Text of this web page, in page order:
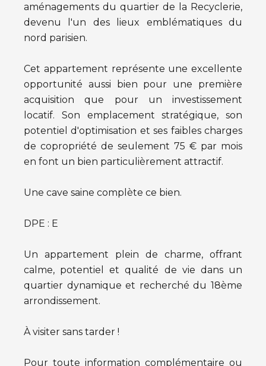
aménagements du quartier de la Recyclerie,
devenu l'un des lieux emblématiques du
nord parisien.
Cet appartement représente une excellente
opportunité aussi bien pour une première
acquisition que pour un investissement
locatif. Son emplacement stratégique, son
potentiel d'optimisation et ses faibles charges
de copropriété de seulement 75 € par mois
en font un bien particulièrement attractif.
Une cave saine complète ce bien.
DPE : E
Un appartement plein de charme, offrant
calme, potentiel et qualité de vie dans un
quartier dynamique et recherché du 18ème
arrondissement.
À visiter sans tarder !
Pour toute information complémentaire ou